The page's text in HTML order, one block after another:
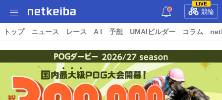
LIVE
競輪
トップ ニュース レース A I 予想 UMAIビルダー コラム